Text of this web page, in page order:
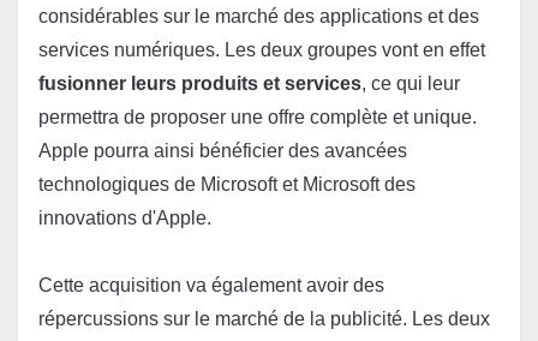
considérables sur le marché des applications et des
services numériques. Les deux groupes vont en effet
fusionner leurs produits et services, ce qui leur
permettra de proposer une offre complète et unique.
Apple pourra ainsi bénéficier des avancées
technologiques de Microsoft et Microsoft des
innovations d'Apple.
Cette acquisition va également avoir des
répercussions sur le marché de la publicité. Les deux